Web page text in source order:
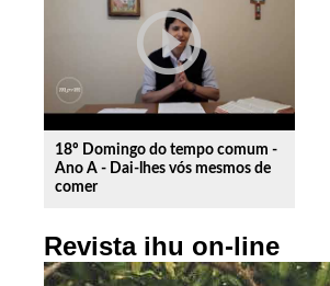
play_circle_outline
18º Domingo do tempo comum -
Ano A - Dai-lhes vós mesmos de
comer
Revista ihu on-line